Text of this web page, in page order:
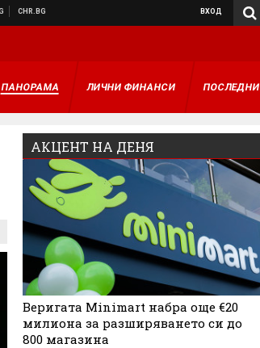
ВХОД
ПАНОРАМА ЛИЧНИ ФИНАНСИ ПОСЛЕДНИ
АКЦЕНТ НА ДЕНЯ
Веригата Minimart набра още €20
милиона за разширяването си до
800 магазина